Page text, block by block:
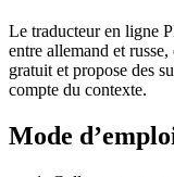
Le traducteur en ligne
entre allemand et
gratuit et propose des
compte du contexte.
Mode